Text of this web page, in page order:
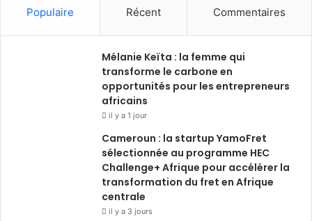
Populaire Récent Commentaires
Mélanie Keïta : la femme qui
transforme le carbone en
opportunités pour les entrepreneurs
africains
il y a 1 jour
Cameroun : la startup YamoFret
sélectionnée au programme HEC
Challenge+ Afrique pour accélérer la
transformation du fret en Afrique
centrale
il y a 3 jours